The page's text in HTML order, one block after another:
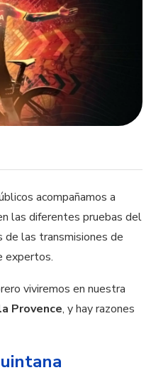
acompañamos a
las diferentes pruebas del
de las transmisiones de
expertos.
viviremos en nuestra
Provence, y hay razones